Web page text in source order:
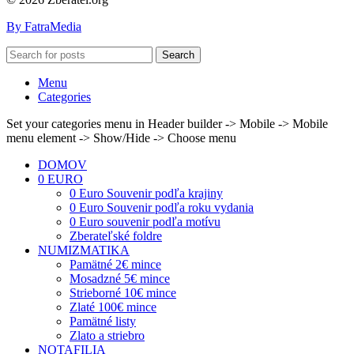
By FatraMedia
Search
Menu
Categories
Set your categories menu in Header builder -> Mobile -> Mobile
menu element -> Show/Hide -> Choose menu
DOMOV
0 EURO
0 Euro Souvenir podľa krajiny
0 Euro Souvenir podľa roku vydania
0 Euro souvenir podľa motívu
Zberateľské foldre
NUMIZMATIKA
Pamätné 2€ mince
Mosadzné 5€ mince
Strieborné 10€ mince
Zlaté 100€ mince
Pamätné listy
Zlato a striebro
NOTAFILIA